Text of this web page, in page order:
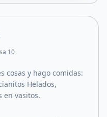
10
cosas y hago comidas:
Helados,
en vasitos.